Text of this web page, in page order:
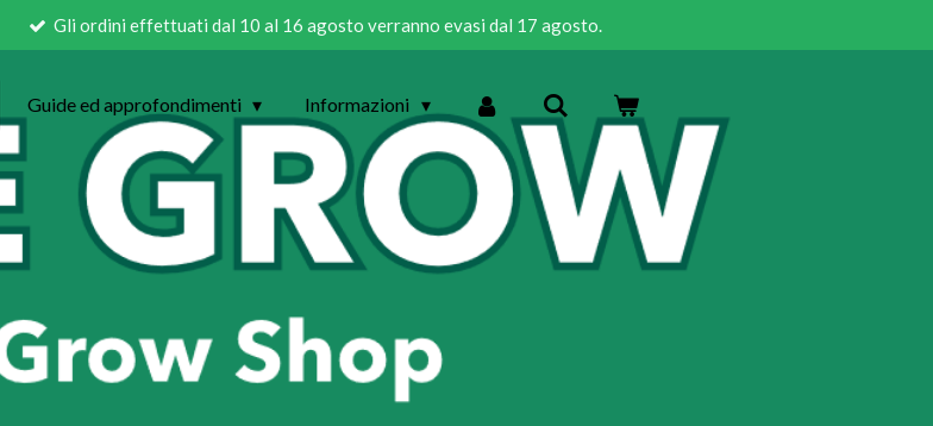
Gli ordini effettuati dal 10 al 16 agosto verranno evasi dal 17 agosto.
Guide ed approfondimenti Informazioni